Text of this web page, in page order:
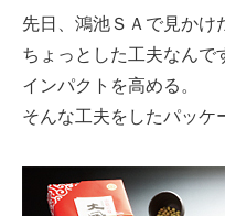
先日、鴻池ＳＡで見かけ
ちょっとした工夫なん
インパクトを高める。
そんな工夫をしたパッケ